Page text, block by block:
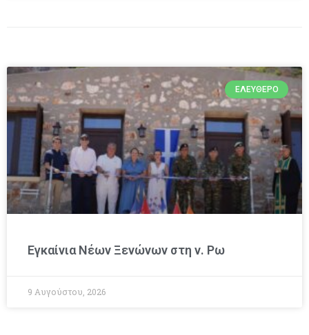
ΕΛΕΎΘΕΡΟ
Εγκαίνια Νέων Ξενώνων στη ν. Ρω
9 Αυγούστου, 2026